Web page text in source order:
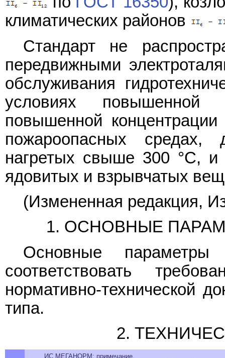
климатических районов
Стандарт не
передвижными
обслуживания
условиях повышенной
повышенной
пожароопасных средах,
нагретых свыше 300 °С, и
ядовитых и взрывчатых
(Измененная редакция,
1. ОСНОВНЫЕ
Основные
соответствовать
нормативно-технической
типа.
2.
ИС МЕГАНОРМ: примечание.